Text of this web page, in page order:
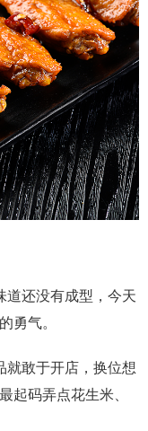
道还没有成型，今天
勇气。
就敢于开店，换位想
起码弄点花生米、